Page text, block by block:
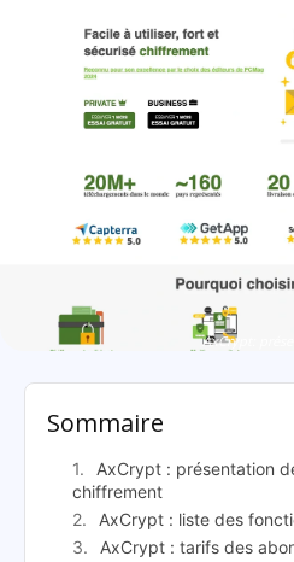
AxCrypt:
Sommaire
AxCrypt : présentation
chiffrement
AxCrypt : liste des
AxCrypt : tarifs des